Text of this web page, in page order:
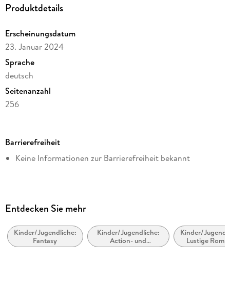
Produktdetails
Erscheinungsdatum
23. Januar 2024
Sprache
deutsch
Seitenanzahl
256
Altersempfehlung
ab 9 Jahre
Autor/Autorin
Illustrationen
Timo Grubing
Barrierefreiheit
Keine Informationen zur Barrierefreiheit bekannt
Entdecken Sie mehr
Kinder/Jugendliche:
Fantasy
Kinder/Jugendliche:
Action- und
Abenteuergeschichten
Kinder/
Lustige